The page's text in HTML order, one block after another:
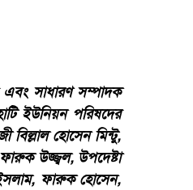
সাধারণ সম্পাদক
ইউনিয়ন পরিষদের
বিল্লাল হোসেন মিন্টু,
উজ্জ্বল, উপদেষ্টা
ফারুক হোসেন,